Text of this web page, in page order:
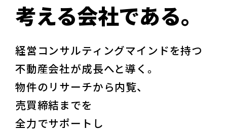
考える会社である。
経営コンサルティングマインドを持つ
不動産会社が成長へと導く。
物件のリサーチから内覧、
売買締結までを
全力でサポートし